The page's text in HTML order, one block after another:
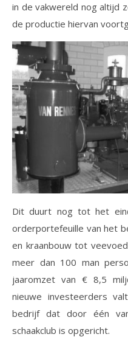
in de vakwereld nog altijd
de productie hiervan
Dit duurt nog tot het
orderportefeuille van het
en kraanbouw tot
meer dan 100 man
jaaromzet van € 8,5
nieuwe investeerders
bedrijf dat door één
schaakclub is opgericht.